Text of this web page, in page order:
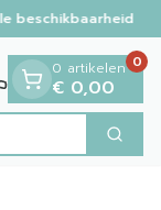
beschikbaarheid
Zoek
0 artikelen
€ 0,00
0